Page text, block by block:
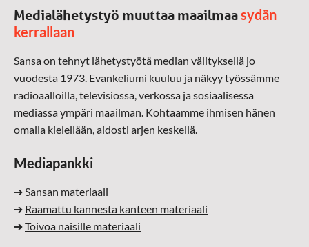
Medialähetystyö muuttaa maailmaasydän
kerrallaan
Sansa on tehnyt lähetystyötä median välityksellä jo
vuodesta 1973. Evankeliumi kuuluu ja näkyy työssämme
radioaalloilla, televisiossa, verkossa ja sosiaalisessa
mediassa ympäri maailman. Kohtaamme ihmisen hänen
omalla kielellään, aidosti arjen keskellä.
Mediapankki
➔Sansan materiaali
➔ Raamattu kannesta kanteen materiaali
➔Toivoa naisille materiaali